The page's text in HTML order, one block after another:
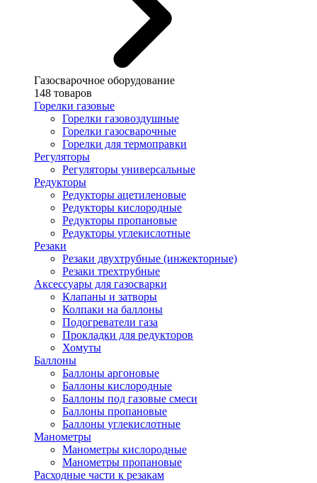
Газосварочное оборудование
148 товаров
Горелки газовые
Горелки газовоздушные
Горелки газосварочные
Горелки для термоправки
Регуляторы
Регуляторы универсальные
Редукторы
Редукторы ацетиленовые
Редукторы кислородные
Редукторы пропановые
Редукторы углекислотные
Резаки
Резаки двухтрубные (инжекторные)
Резаки трехтрубные
Аксессуары для газосварки
Клапаны и затворы
Колпаки на баллоны
Подогреватели газа
Прокладки для редукторов
Хомуты
Баллоны
Баллоны аргоновые
Баллоны кислородные
Баллоны под газовые смеси
Баллоны пропановые
Баллоны углекислотные
Манометры
Манометры кислородные
Манометры пропановые
Расходные части к резакам